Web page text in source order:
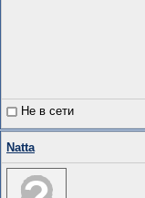
Не в сети
Natta